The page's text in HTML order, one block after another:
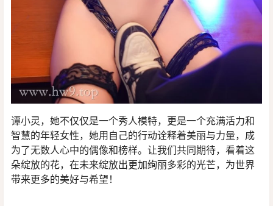
谭小灵，她不仅仅是一个秀人模特，更是一个充满活力和
智慧的年轻女性，她用自己的行动诠释着美丽与力量，成
为了无数人心中的偶像和榜样。让我们共同期待，看着这
朵绽放的花，在未来绽放出更加绚丽多彩的光芒，为世界
带来更多的美好与希望！